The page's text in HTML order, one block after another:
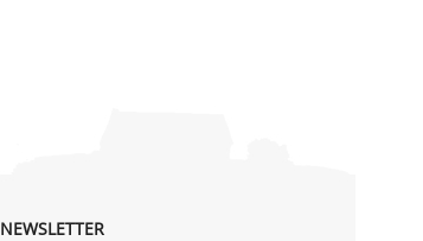
NEWSLETTER